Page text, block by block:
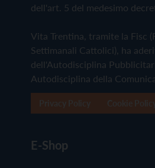
dell'art. 5 del medesimo
Vita Trentina, tramite la Fisc
Settimanali Cattolici), ha
dell'Autodisciplina
Autodisciplina della
E-Shop